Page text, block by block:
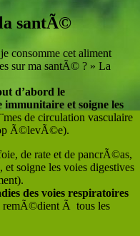
santÃ©
consomme cet aliment
sur ma santÃ© ? » La
d’abord le
et soigne les
de circulation vasculaire
Ã©levÃ©e).
de rate et de pancrÃ©as,
soigne les voies digestives
des voies respiratoires
remÃ©dient Ã tous les